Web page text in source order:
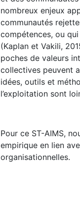
nombreux enjeux
communautés
compétences, ou
(Kaplan et Vakili,
poches de valeurs
collectives peuvent
idées, outils et
l’exploitation sont
Pour ce ST-AIMS,
empirique en lien
organisationnelles.